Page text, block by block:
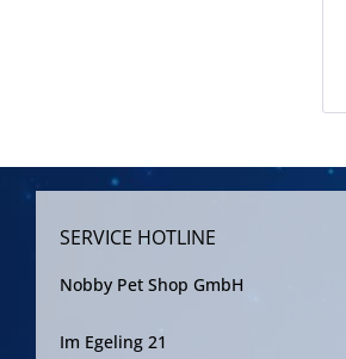
SERVICE HOTLINE
Nobby Pet Shop GmbH
Im Egeling 21